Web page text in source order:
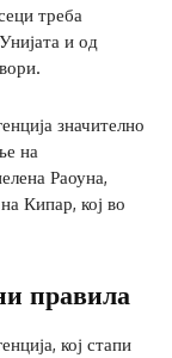
треба
и од
значително
на
Раоуна,
Кипар, кој во
правила
кој стапи